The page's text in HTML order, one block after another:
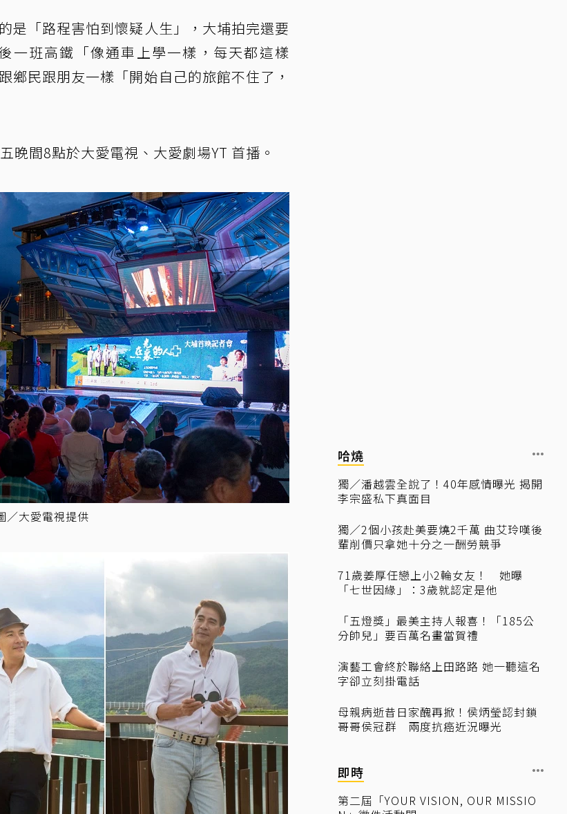
是「路程害怕到懷疑人生」，大埔拍完還要
一班高鐵「像通車上學一樣，每天都這樣
鄉民跟朋友一樣「開始自己的旅館不住了，
間8點於大愛電視、大愛劇場YT 首播。
／大愛電視提供
哈燒
獨／潘越雲全說了！40年感情曝光 揭開
李宗盛私下真面目
獨／2個小孩赴美要燒2千萬 曲艾玲嘆後
輩削價只拿她十分之一酬勞競爭
71歲姜厚任戀上小2輪女友！ 她曝
「七世因緣」：3歲就認定是他
「五燈獎」最美主持人報喜！「185公
分帥兒」要百萬名畫當賀禮
演藝工會終於聯絡上田路路 她一聽這名
字卻立刻掛電話
母親病逝昔日家醜再掀！侯炳瑩認封鎖
哥哥侯冠群 兩度抗癌近況曝光
即時
第二屆「YOUR VISION, OUR MISSIO